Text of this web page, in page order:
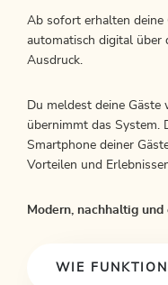
Ab sofort erhalten deine
automatisch digital über
Ausdruck.
Du meldest deine
übernimmt das System.
Smartphone deiner
Vorteilen und
Modern, nachhaltig
WIE